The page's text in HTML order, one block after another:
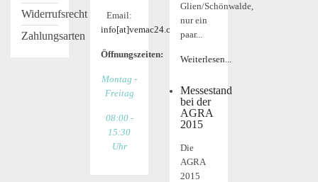
Widerrufsrecht
Zahlungsarten
Email:
info[at]vemac24.com
Öffnungszeiten:
Montag -
Freitag
08:00 -
15:30
Uhr
Glien/Schönwalde,
nur ein
paar...
Weiterlesen...
Messestand
bei der
AGRA
2015
Die
AGRA
2015